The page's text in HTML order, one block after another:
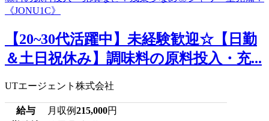
【20~30代活躍中】未経験歓迎☆【日勤
＆土日祝休み】調味料の原料投入・充...
UTエージェント株式会社
給与 月収例215,000円